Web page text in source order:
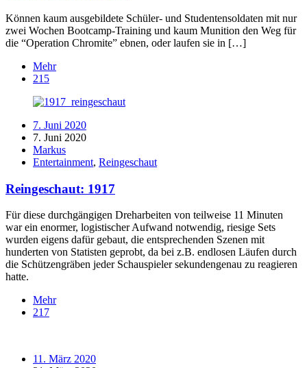
Können kaum ausgebildete Schüler- und Studentensoldaten mit nur
zwei Wochen Bootcamp-Training und kaum Munition den Weg für
die “Operation Chromite” ebnen, oder laufen sie in […]
Mehr
215
7. Juni 2020
7. Juni 2020
Markus
Entertainment, Reingeschaut
Reingeschaut: 1917
Für diese durchgängigen Dreharbeiten von teilweise 11 Minuten
war ein enormer, logistischer Aufwand notwendig, riesige Sets
wurden eigens dafür gebaut, die entsprechenden Szenen mit
hunderten von Statisten geprobt, da bei z.B. endlosen Läufen durch
die Schützengräben jeder Schauspieler sekundengenau zu reagieren
hatte.
Mehr
217
11. März 2020